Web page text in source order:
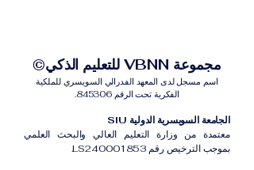
مجموعة VBNN للتعليم الذكي©
اسم مسجل لدى المعهد الفدرالي السويسري للملكية
الفكرية تحت الرقم 845306.
الجامعة السويسرية الدولية SIU
معتمدة من وزارة التعليم العالي والبحث العلمي
بموجب الترخيص رقم LS240001853.